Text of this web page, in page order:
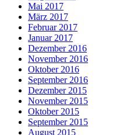
Mai 2017
März 2017
Februar 2017
Januar 2017
Dezember 2016
November 2016
Oktober 2016
September 2016
Dezember 2015
November 2015
Oktober 2015
September 2015
August 2015